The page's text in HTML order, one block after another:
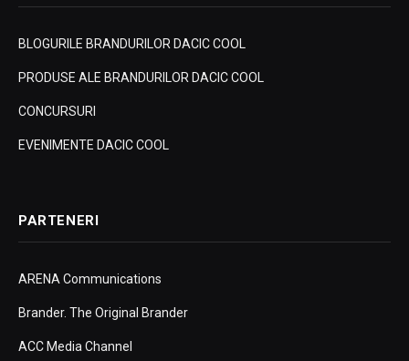
BLOGURILE BRANDURILOR DACIC COOL
PRODUSE ALE BRANDURILOR DACIC COOL
CONCURSURI
EVENIMENTE DACIC COOL
PARTENERI
ARENA Communications
Brander. The Original Brander
ACC Media Channel